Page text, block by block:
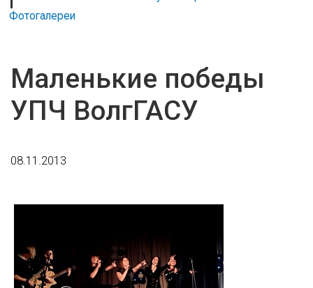
Фотогалереи
Маленькие победы
УПЧ ВолгГАСУ
08.11.2013